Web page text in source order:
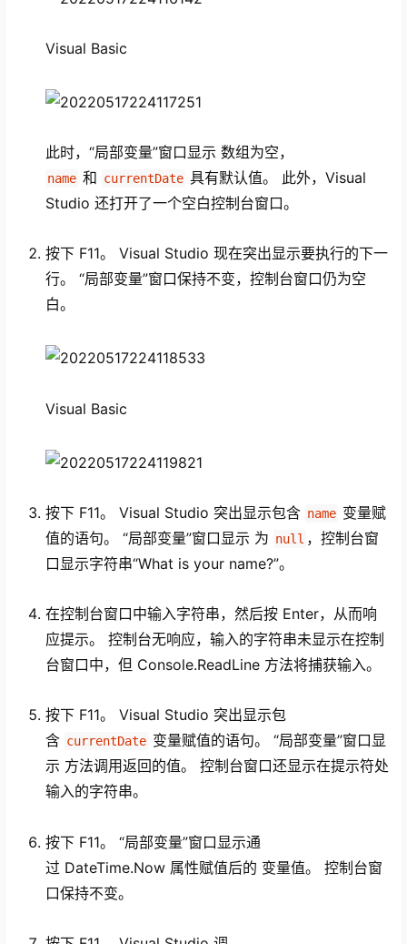
Visual Basic
此时，“局部变量”窗口显示 数组为空，
name 和 currentDate 具有默认值。 此外，Visual
Studio 还打开了一个空白控制台窗口。
按下 F11。 Visual Studio 现在突出显示要执行的下一
行。 “局部变量”窗口保持不变，控制台窗口仍为空
白。
Visual Basic
按下 F11。 Visual Studio 突出显示包含 name 变量赋
值的语句。 “局部变量”窗口显示 为 null ，控制台窗
口显示字符串“What is your name?”。
在控制台窗口中输入字符串，然后按 Enter，从而响
应提示。 控制台无响应，输入的字符串未显示在控制
台窗口中，但 Console.ReadLine 方法将捕获输入。
按下 F11。 Visual Studio 突出显示包
含 currentDate 变量赋值的语句。 “局部变量”窗口显
示 方法调用返回的值。 控制台窗口还显示在提示符处
输入的字符串。
按下 F11。 “局部变量”窗口显示通
过 DateTime.Now 属性赋值后的 变量值。 控制台窗
口保持不变。